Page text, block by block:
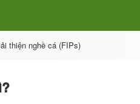
thiện nghề cá (FIPs)